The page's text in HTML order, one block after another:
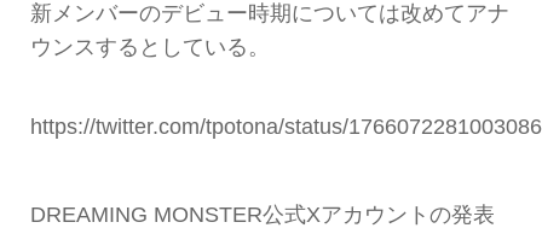
新メンバーのデビュー時期については改めてアナ
ウンスするとしている。
https://twitter.com/tpotona/status/
DREAMING MONSTER公式Xアカウントの発表